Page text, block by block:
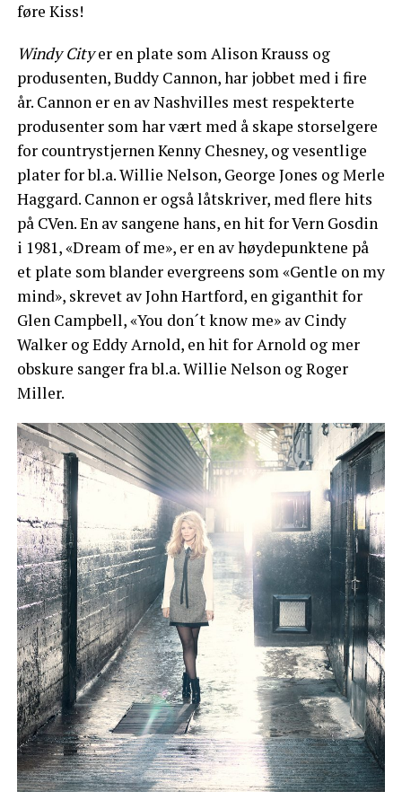
føre Kiss!
Windy Cityer en plate som Alison Krauss og
produsenten, Buddy Cannon, har jobbet med i fire
år. Cannon er en av Nashvilles mest respekterte
produsenter som har vært med å skape storselgere
for countrystjernen Kenny Chesney, og vesentlige
plater for bl.a. Willie Nelson, George Jones og Merle
Haggard. Cannon er også låtskriver, med flere hits
på CVen. En av sangene hans, en hit for Vern Gosdin
i 1981, «Dream of me», er en av høydepunktene på
et plate som blander evergreens som «Gentle on my
mind», skrevet av John Hartford, en giganthit for
Glen Campbell, «You don´t know me» av Cindy
Walker og Eddy Arnold, en hit for Arnold og mer
obskure sanger fra bl.a. Willie Nelson og Roger
Miller.